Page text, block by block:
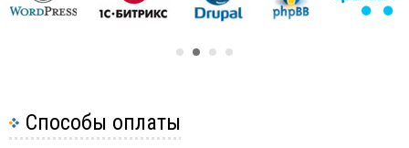
Способы оплаты